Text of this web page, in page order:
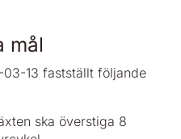
mål
13 fastställt följande
ska överstiga 8